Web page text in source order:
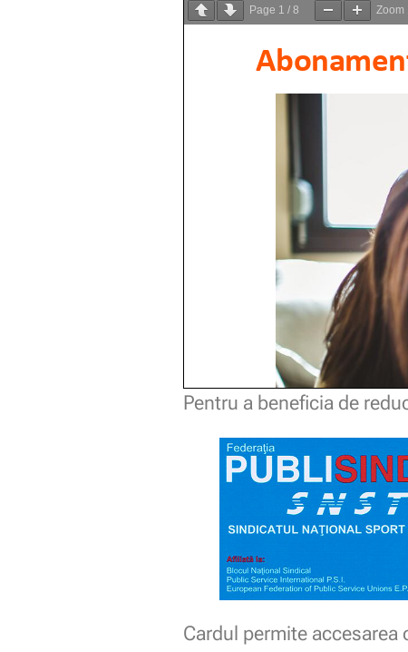
Page 1 / 8 Zoom
Pentru a beneficia de
Cardul permite